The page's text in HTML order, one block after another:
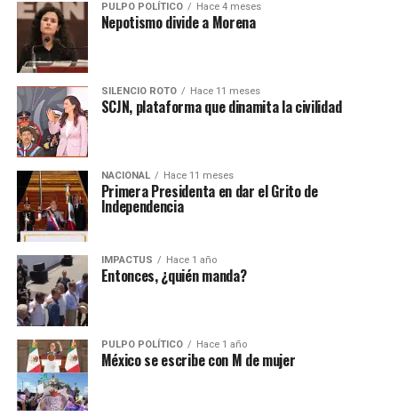
PULPO POLÍTICO Hace 4 meses
Nepotismo divide a Morena
SILENCIO ROTO Hace 11 meses
SCJN, plataforma que dinamita la civilidad
NACIONAL Hace 11 meses
Primera Presidenta en dar el Grito de
Independencia
IMPACTUS Hace 1 año
Entonces, ¿quién manda?
PULPO POLÍTICO Hace 1 año
México se escribe con M de mujer